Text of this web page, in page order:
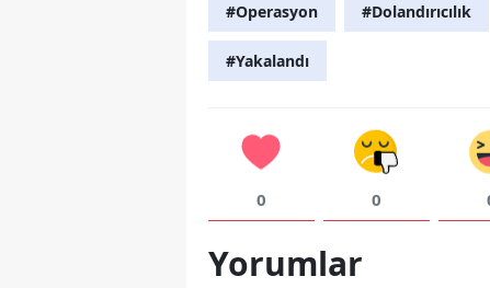
#Operasyon #Dolandırıcılık
#Yakalandı
0 0
Yorumlar